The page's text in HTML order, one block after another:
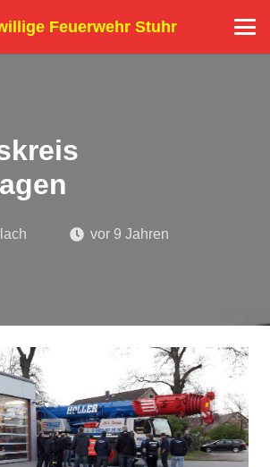
Feuerwehr Stuhr
vor 9 Jahren